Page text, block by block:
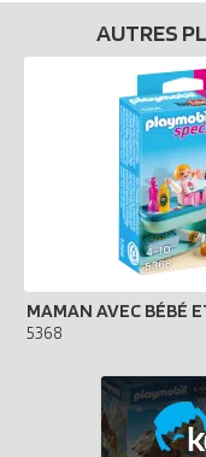
AUTRES
5368